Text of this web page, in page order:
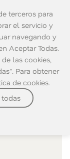
terceros para
el servicio y
navegando y
Aceptar Todas.
las cookies,
Para obtener
de cookies.
todas